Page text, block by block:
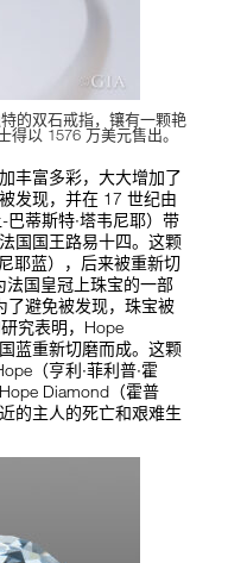
的双石戒指，镶有一颗艳
以 1576 万美元售出。
丰富多彩，大大增加了
发现，并在 17 世纪由
巴蒂斯特·塔韦尼耶）带
国国王路易十四。这颗
耶蓝），后来被重新切
法国皇冠上珠宝的一部
了避免被发现，珠宝被
究表明，Hope
蓝重新切磨而成。这颗
（亨利·菲利普·霍
Diamond（霍普
的主人的死亡和艰难生